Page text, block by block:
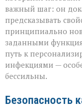
важный шаг: он
предсказывать
принципиально
заданными
путь к
инфекциями —
бессильны.
Безопасность